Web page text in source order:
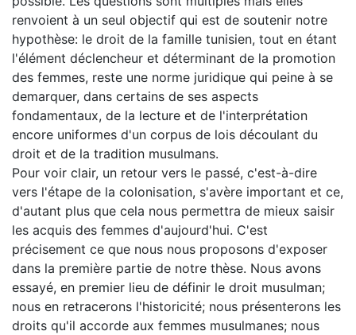
renvoient à un seul objectif qui est de soutenir notre
hypothèse: le droit de la famille tunisien, tout en étant
l'élément déclencheur et déterminant de la promotion
des femmes, reste une norme juridique qui peine à se
demarquer, dans certains de ses aspects
fondamentaux, de la lecture et de l'interprétation
encore uniformes d'un corpus de lois découlant du
droit et de la tradition musulmans.
Pour voir clair, un retour vers le passé, c'est-à-dire
vers l'étape de la colonisation, s'avère important et ce,
d'autant plus que cela nous permettra de mieux saisir
les acquis des femmes d'aujourd'hui. C'est
précisement ce que nous nous proposons d'exposer
dans la première partie de notre thèse. Nous avons
essayé, en premier lieu de définir le droit musulman;
nous en retracerons l'historicité; nous présenterons les
droits qu'il accorde aux femmes musulmanes; nous